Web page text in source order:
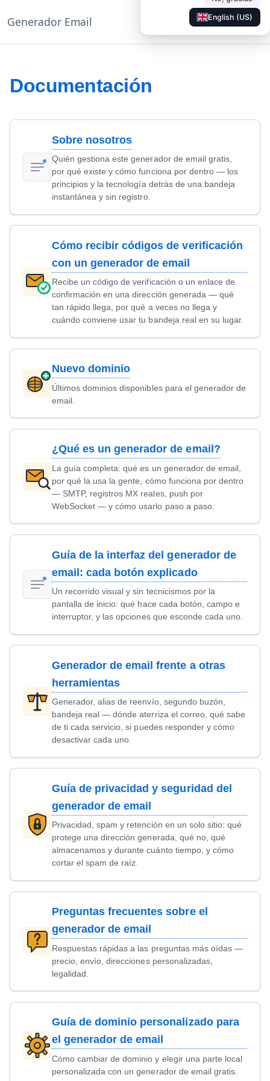
Generador Email Documentación ◐ ES
English (US)
Documentación
Sobre nosotros
Quién gestiona este generador de email gratis,
por qué existe y cómo funciona por dentro — los
principios y la tecnología detrás de una bandeja
instantánea y sin registro.
Cómo recibir códigos de verificación
con un generador de email
Recibe un código de verificación o un enlace de
confirmación en una dirección generada — qué
tan rápido llega, por qué a veces no llega y
cuándo conviene usar tu bandeja real en su lugar.
Nuevo dominio
Últimos dominios disponibles para el generador de
email.
¿Qué es un generador de email?
La guía completa: qué es un generador de email,
por qué la usa la gente, cómo funciona por dentro
— SMTP, registros MX reales, push por
WebSocket — y cómo usarlo paso a paso.
Guía de la interfaz del generador de
email: cada botón explicado
Un recorrido visual y sin tecnicismos por la
pantalla de inicio: qué hace cada botón, campo e
interruptor, y las opciones que esconde cada uno.
Generador de email frente a otras
herramientas
Generador, alias de reenvío, segundo buzón,
bandeja real — dónde aterriza el correo, qué sabe
de ti cada servicio, si puedes responder y cómo
desactivar cada uno.
Guía de privacidad y seguridad del
generador de email
Privacidad, spam y retención en un solo sitio: qué
protege una dirección generada, qué no, qué
almacenamos y durante cuánto tiempo, y cómo
cortar el spam de raíz.
Preguntas frecuentes sobre el
generador de email
Respuestas rápidas a las preguntas más oídas —
precio, envío, direcciones personalizadas,
legalidad.
Guía de dominio personalizado para
el generador de email
Cómo cambiar de dominio y elegir una parte local
personalizada con un generador de email gratis.